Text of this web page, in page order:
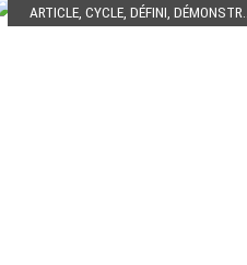
ARTICLE CYCLE DÉFINI DÉMONSTRATIF